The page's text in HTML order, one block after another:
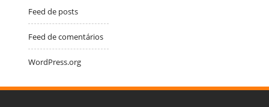
Feed de posts
Feed de comentários
WordPress.org